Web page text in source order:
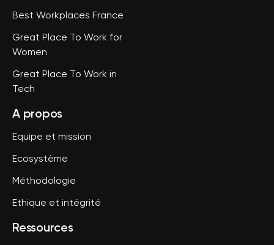
Best Workplaces France
Great Place To Work for
Women
Great Place To Work in
Tech
A propos
Equipe et mission
Ecosystème
Méthodologie
Ethique et intégrité
Ressources